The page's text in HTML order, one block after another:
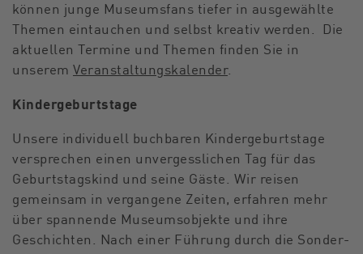
können junge Museumsfans tiefer in ausgewählte
Themen eintauchen und selbst kreativ werden. Die
aktuellen Termine und Themen finden Sie in
unserem Veranstaltungskalender.
Kindergeburtstage
Unsere individuell buchbaren Kindergeburtstage
versprechen einen unvergesslichen Tag für das
Geburtstagskind und seine Gäste. Wir reisen
gemeinsam in vergangene Zeiten, erfahren mehr
über spannende Museumsobjekte und ihre
Geschichten. Nach einer Führung durch die Sonder-